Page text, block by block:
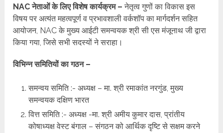
NAC नेताओं के लिए विशेष कार्यक्रम – नेतृत्व गुणों का विकास इस
विषय पर अत्यंत महत्वपूर्ण व प्रभावशाली वर्कशॉप का मार्गदर्शन सहित
आयोजन, NAC के मुख्य आईटी समन्वयक श्री सी एस मंजूनाथ जी द्वारा
किया गया, जिसे सभी सदस्यों ने सराहा।
विभिन्न समितियों का गठन –
समन्वय समिति :- अध्यक्ष – मा. श्री रमाकांत नरगुंड, मुख्य
समन्वयक दक्षिण भारत
वित्त समिति :- अध्यक्ष -मा. श्री अमीय कुमार दास, प्रांतीय
कोषाध्यक्ष वेस्ट बंगाल – संगठन को आर्थिक दृष्टि से सक्षम करने